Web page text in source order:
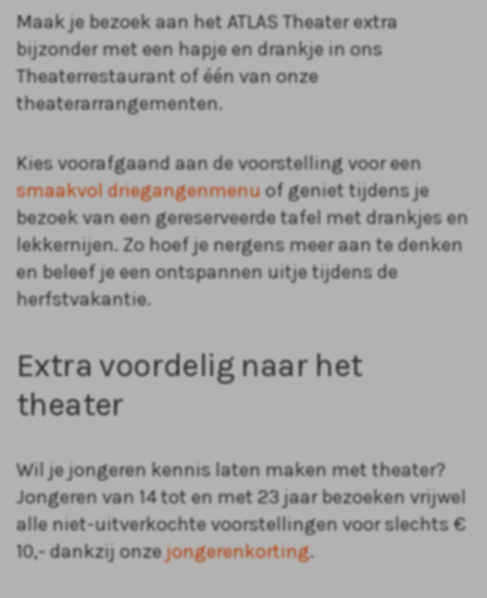
Maak je bezoek aan het ATLAS Theater extra
bijzonder met een hapje en drankje in ons
Theaterrestaurant of één van onze
theaterarrangementen.
Kies voorafgaand aan de voorstelling voor een
smaakvol driegangenmenu of geniet tijdens je
bezoek van een gereserveerde tafel met drankjes en
lekkernijen. Zo hoef je nergens meer aan te denken
en beleef je een ontspannen uitje tijdens de
herfstvakantie.
Extra voordelig naar het
theater
Wil je jongeren kennis laten maken met theater?
Jongeren van 14 tot en met 23 jaar bezoeken vrijwel
alle niet-uitverkochte voorstellingen voor slechts €
10,- dankzij onze jongerenkorting.